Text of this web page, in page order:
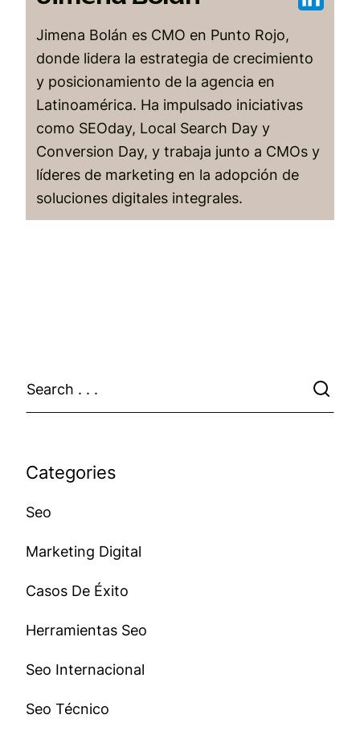
Jimena Bolán es CMO en Punto Rojo,
donde lidera la estrategia de crecimiento
y posicionamiento de la agencia en
Latinoamérica. Ha impulsado iniciativas
como SEOday, Local Search Day y
Conversion Day, y trabaja junto a CMOs y
líderes de marketing en la adopción de
soluciones digitales integrales.
Categories
Seo
Marketing Digital
Casos De Éxito
Herramientas Seo
Seo Internacional
Seo Técnico